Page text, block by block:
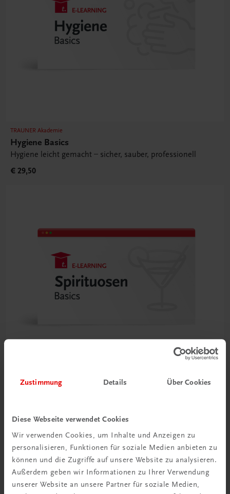
Zustimmung Details Über Cookies
Diese Webseite verwendet Cookies
Wir verwenden Cookies, um Inhalte und Anzeigen zu
personalisieren, Funktionen für soziale Medien anbieten zu
können und die Zugriffe auf unsere Website zu analysieren.
Außerdem geben wir Informationen zu Ihrer Verwendung
unserer Website an unsere Partner für soziale Medien,
TRAUNER Akademie
Hygiene Basics
Hygiene leicht gemacht – sicher, sauber, professionell
€ 29,50
TRAUNER Akademie